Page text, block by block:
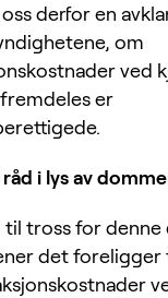
derfor en
om
ved
er
i lys av
til tross for
det